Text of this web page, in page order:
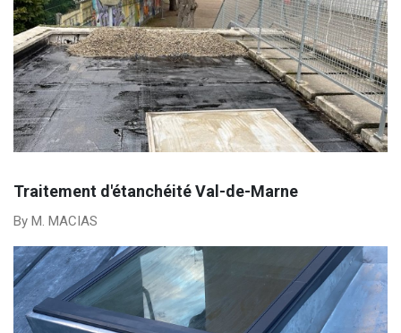
Traitement d'étanchéité Val-de-Marne
By M. MACIAS